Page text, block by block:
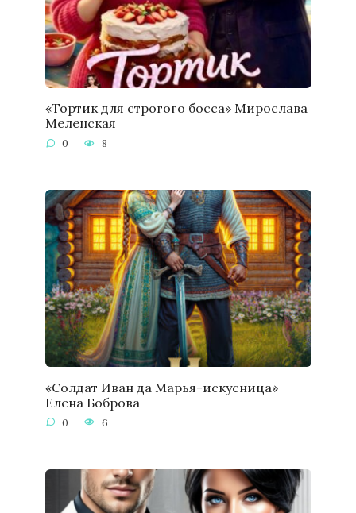
«Тортик для строгого босса» Мирослава
Меленская
0 8
«Солдат Иван да Марья-искусница»
Елена Боброва
0 6